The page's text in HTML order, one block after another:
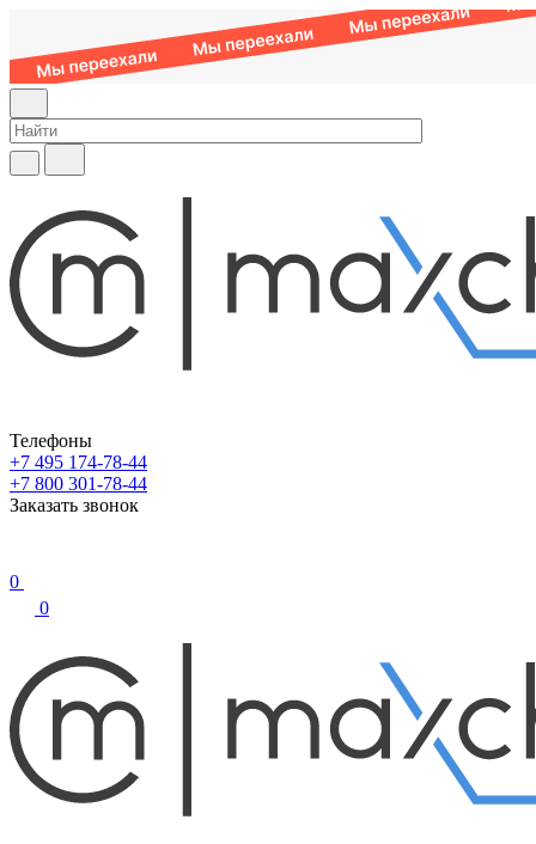
Телефоны
+7 495 174-78-44
+7 800 301-78-44
Заказать звонок
0
0